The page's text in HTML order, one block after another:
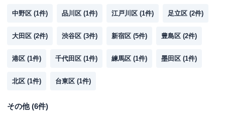
中野区 (1件) 品川区 (1件) 江戸川区 (1件) 足立区 (2件)
大田区 (2件) 渋谷区 (3件) 新宿区 (5件) 豊島区 (2件)
港区 (1件) 千代田区 (1件) 練馬区 (1件) 墨田区 (1件)
北区 (1件) 台東区 (1件)
その他(6件)